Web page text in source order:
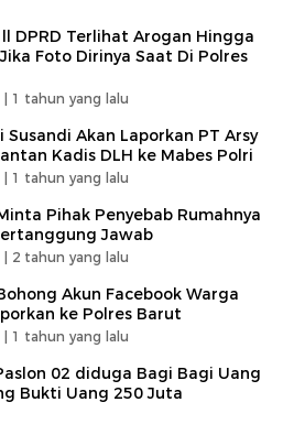
DPRD Terlihat Arogan Hingga
Foto Dirinya Saat Di Polres
| 1 tahun yang lalu
Akan Laporkan PT Arsy
Kadis DLH ke Mabes Polri
| 1 tahun yang lalu
Pihak Penyebab Rumahnya
Jawab
| 2 tahun yang lalu
Akun Facebook Warga
ke Polres Barut
| 1 tahun yang lalu
02 diduga Bagi Bagi Uang
Bukti Uang 250 Juta